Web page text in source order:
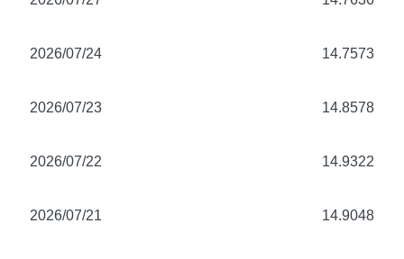
2026/07/24 14.7573
2026/07/23 14.8578
2026/07/22 14.9322
2026/07/21 14.9048